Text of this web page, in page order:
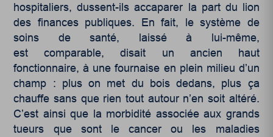
hospitaliers, dussent-ils accaparer la part du lion
des finances publiques. En fait, le système de
soins de santé, laissé à lui-même,
est comparable, disait un ancien haut
fonctionnaire, à une fournaise en plein milieu d’un
champ : plus on met du bois dedans, plus ça
chauffe sans que rien tout autour n’en soit altéré.
C’est ainsi que la morbidité associée aux grands
tueurs que sont le cancer ou les maladies